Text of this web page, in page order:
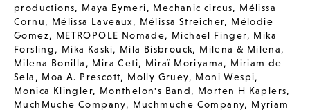
productions, Maya Eymeri, Mechanic circus, Mélissa
Cornu, Mélissa Laveaux, Mélissa Streicher, Mélodie
Gomez, METROPOLE Nomade, Michael Finger, Mika
Forsling, Mika Kaski, Mila Bisbrouck, Milena & Milena,
Milena Bonilla , Mira Ceti, Miraï Moriyama, Miriam de
Sela , Moa A. Prescott, Molly Gruey, Moni Wespi,
Monica Klingler, Monthelon's Band, Morten H Kaplers,
MuchMuche Company, Muchmuche Company, Myriam